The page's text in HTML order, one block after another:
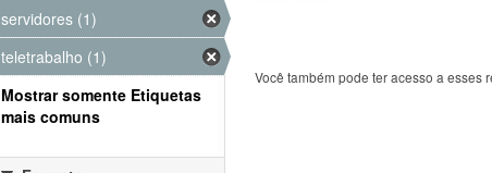
Você também pode ter acesso a esses
servidores (1)
teletrabalho (1)
Mostrar somente Etiquetas
mais comuns